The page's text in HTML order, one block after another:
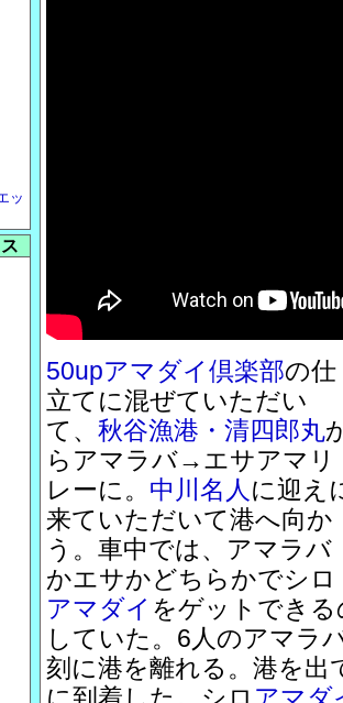
50upアマダイ倶楽部の仕
立てに混ぜていただい
て、 秋谷漁港・清四郎丸
らアマラバ→エサアマリ
レーに。 中川名人 に迎え
来ていただいて港へ向か
う。車中では、アマラバ
かエサかどちらかでシロ
アマダイ をゲットでき
していた。6人のアマラ
刻に港を離れる。港を
ッ